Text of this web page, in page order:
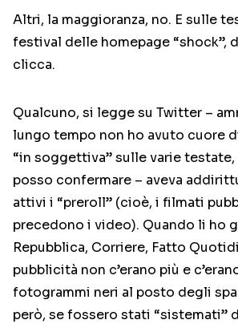
Altri, la maggioranza, no. E sulle
festival delle homepage
clicca.
Qualcuno, si legge su Twitter –
lungo tempo non ho avuto cuore
“in soggettiva” sulle varie
posso confermare – aveva
attivi i “preroll” (cioè, i filmati
precedono i video). Quando li ho
Repubblica, Corriere, Fatto
pubblicità non c’erano più e
fotogrammi neri al posto degli
però, se fossero stati “sistemati”